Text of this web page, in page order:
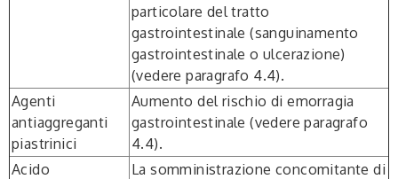
particolare del tratto
gastrointestinale (sanguinamento
gastrointestinale o ulcerazione)
(vedere paragrafo 4.4).
Agenti
antiaggreganti
piastrinici
Aumento del rischio di emorragia
gastrointestinale (vedere paragrafo
4.4).
Acido
La somministrazione concomitante di